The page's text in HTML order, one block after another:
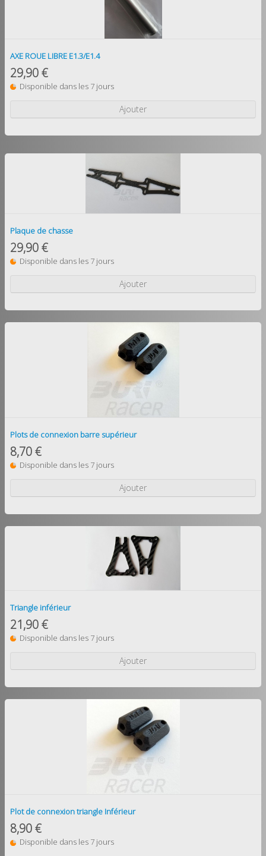
AXE ROUE LIBRE E1.3/E1.4
29,90 €
Disponible dans les 7 jours
Ajouter
Plaque de chasse
29,90 €
Disponible dans les 7 jours
Ajouter
Plots de connexion barre supérieur
8,70 €
Disponible dans les 7 jours
Ajouter
Triangle inférieur
21,90 €
Disponible dans les 7 jours
Ajouter
Plot de connexion triangle Inférieur
8,90 €
Disponible dans les 7 jours